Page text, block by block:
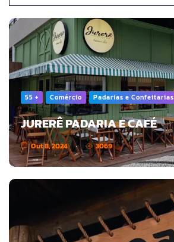
55 + Comércio Padarias e Confeitarias
JURERÊ PADARIA E CAFÉ
Out 8, 2024 3069